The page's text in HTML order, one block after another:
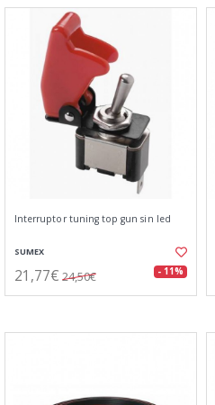
Interruptor tuning top gun sin led
SUMEX
21,77€ 24,50€ - 11%